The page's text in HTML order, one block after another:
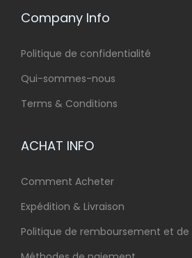
Company Info
Politique de confidentialité
Qui-sommes-nous
Terms & Conditions
ACHAT INFO
Comment Acheter
Expédition & Livraison
Politique de remboursement et